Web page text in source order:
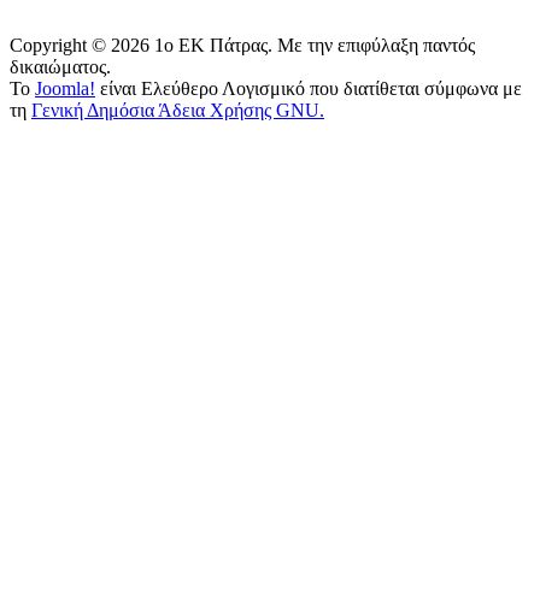
Copyright © 2026 1o EK Πάτρας. Με την επιφύλαξη παντός
δικαιώματος.
Το Joomla! είναι Ελεύθερο Λογισμικό που διατίθεται σύμφωνα με
τη Γενική Δημόσια Άδεια Χρήσης GNU.